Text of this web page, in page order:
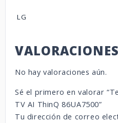
LG
VALORACIONES
No hay valoraciones aún.
Sé el primero en valorar
TV AI ThinQ 86UA7500”
Tu dirección de correo